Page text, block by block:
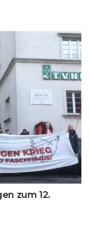
zum 12.